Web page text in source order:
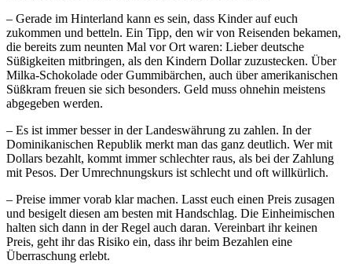
– Gerade im Hinterland kann es sein, dass Kinder auf euch
zukommen und betteln. Ein Tipp, den wir von Reisenden bekamen,
die bereits zum neunten Mal vor Ort waren: Lieber deutsche
Süßigkeiten mitbringen, als den Kindern Dollar zuzustecken. Über
Milka-Schokolade oder Gummibärchen, auch über amerikanischen
Süßkram freuen sie sich besonders. Geld muss ohnehin meistens
abgegeben werden.
– Es ist immer besser in der Landeswährung zu zahlen. In der
Dominikanischen Republik merkt man das ganz deutlich. Wer mit
Dollars bezahlt, kommt immer schlechter raus, als bei der Zahlung
mit Pesos. Der Umrechnungskurs ist schlecht und oft willkürlich.
– Preise immer vorab klar machen. Lasst euch einen Preis zusagen
und besigelt diesen am besten mit Handschlag. Die Einheimischen
halten sich dann in der Regel auch daran. Vereinbart ihr keinen
Preis, geht ihr das Risiko ein, dass ihr beim Bezahlen eine
Überraschung erlebt.